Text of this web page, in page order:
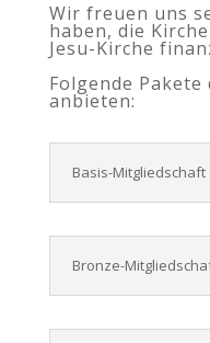
Wir freuen uns
haben, die
Jesu-Kirche
Folgende
anbieten:
Basis-Mitgliedschaft
Bronze-